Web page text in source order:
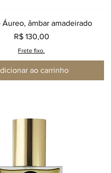
Áureo, âmbar amadeirado
Preço
R$ 130,00
Frete fixo.
ao carrinho